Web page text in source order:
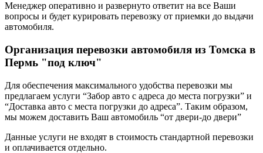
Менеджер оперативно и развернуто ответит на все Ваши
вопросы и будет курировать перевозку от приемки до выдачи
автомобиля.
Организация перевозки автомобиля из Томска в
Пермь "под ключ"
Для обеспечения максимального удобства перевозки мы
предлагаем услуги “Забор авто с адреса до места погрузки” и
“Доставка авто с места погрузки до адреса”. Таким образом,
мы можем доставить Ваш автомобиль “от двери-до двери”
Данные услуги не входят в стоимость стандартной перевозки
и оплачивается отдельно.